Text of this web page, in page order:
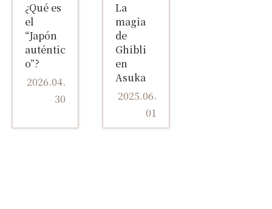
¿Qué es
el
“Japón
auténtic
o”?
2026.04.
30
La
magia
de
Ghibli
en
Asuka
2025.06.
01